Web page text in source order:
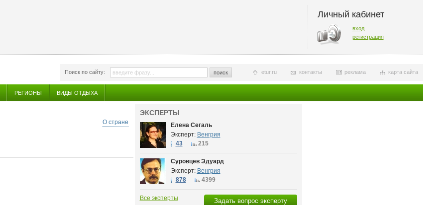
Личный кабинет
вход
регистрация
Поиск по сайту: поиск карта сайта
реклама
контакты
etur.ru
РЕГИОНЫ ВИДЫ ОТДЫХА
О стране
ЭКСПЕРТЫ
Елена Сегаль
Эксперт: Венгрия
43
215
Суровцев Эдуард
Эксперт: Венгрия
878
4399
Задать вопрос эксперту
Все эксперты